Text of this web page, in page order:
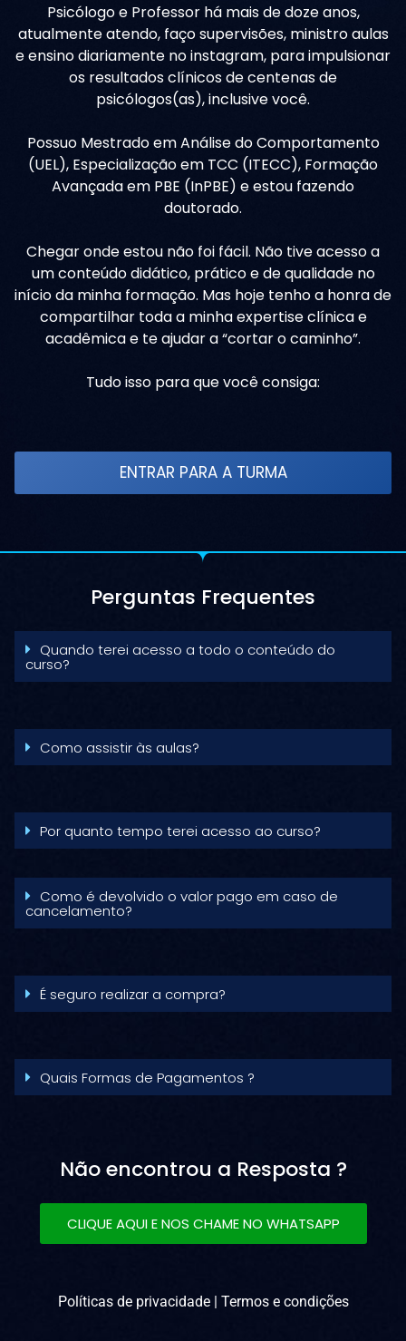
Psicólogo e Professor há mais de doze anos,
atualmente atendo, faço supervisões, ministro aulas
e ensino diariamente no instagram, para impulsionar
os resultados clínicos de centenas de
psicólogos(as), inclusive você.
Possuo Mestrado em Análise do Comportamento
(UEL), Especialização em TCC (ITECC), Formação
Avançada em PBE (InPBE) e estou fazendo
doutorado.
Chegar onde estou não foi fácil. Não tive acesso a
um conteúdo didático, prático e de qualidade no
início da minha formação. Mas hoje tenho a honra de
compartilhar toda a minha expertise clínica e
acadêmica e te ajudar a “cortar o caminho”.
Tudo isso para que você consiga:
ENTRAR PARA A TURMA
Perguntas Frequentes
Quando terei acesso a todo o conteúdo do
curso?
Como assistir às aulas?
Por quanto tempo terei acesso ao curso?
Como é devolvido o valor pago em caso de
cancelamento?
É seguro realizar a compra?
Quais Formas de Pagamentos ?
Não encontrou a Resposta ?
CLIQUE AQUI E NOS CHAME NO WHATSAPP
Políticas de privacidade | Termos e condições